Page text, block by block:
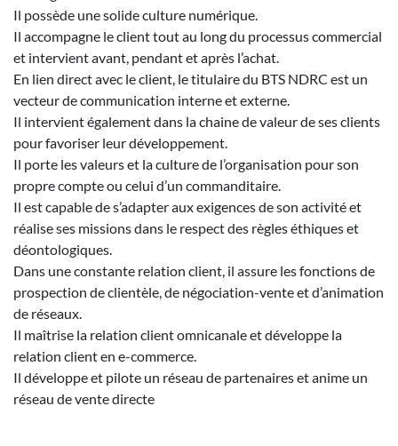
Il possède une solide culture numérique.
Il accompagne le client tout au long du processus commercial
et intervient avant, pendant et après l’achat.
En lien direct avec le client, le titulaire du BTS NDRC est un
vecteur de communication interne et externe.
Il intervient également dans la chaine de valeur de ses clients
pour favoriser leur développement.
Il porte les valeurs et la culture de l’organisation pour son
propre compte ou celui d’un commanditaire.
Il est capable de s’adapter aux exigences de son activité et
réalise ses missions dans le respect des règles éthiques et
déontologiques.
Dans une constante relation client, il assure les fonctions de
prospection de clientèle, de négociation-vente et d’animation
de réseaux.
Il maîtrise la relation client omnicanale et développe la
relation client en e-commerce.
Il développe et pilote un réseau de partenaires et anime un
réseau de vente directe